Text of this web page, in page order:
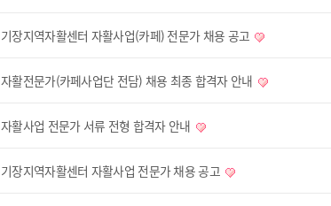
기장지역자활센터 자활사업(카페) 전문가 채용 공고
자활전문가(카페사업단 전담) 채용 최종 합격자 안내
자활사업 전문가 서류 전형 합격자 안내
기장지역자활센터 자활사업 전문가 채용 공고